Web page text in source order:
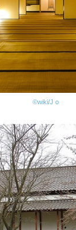
©wiki/J o